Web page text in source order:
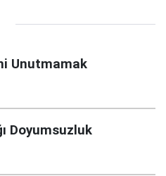
Unutmamak
Doyumsuzluk